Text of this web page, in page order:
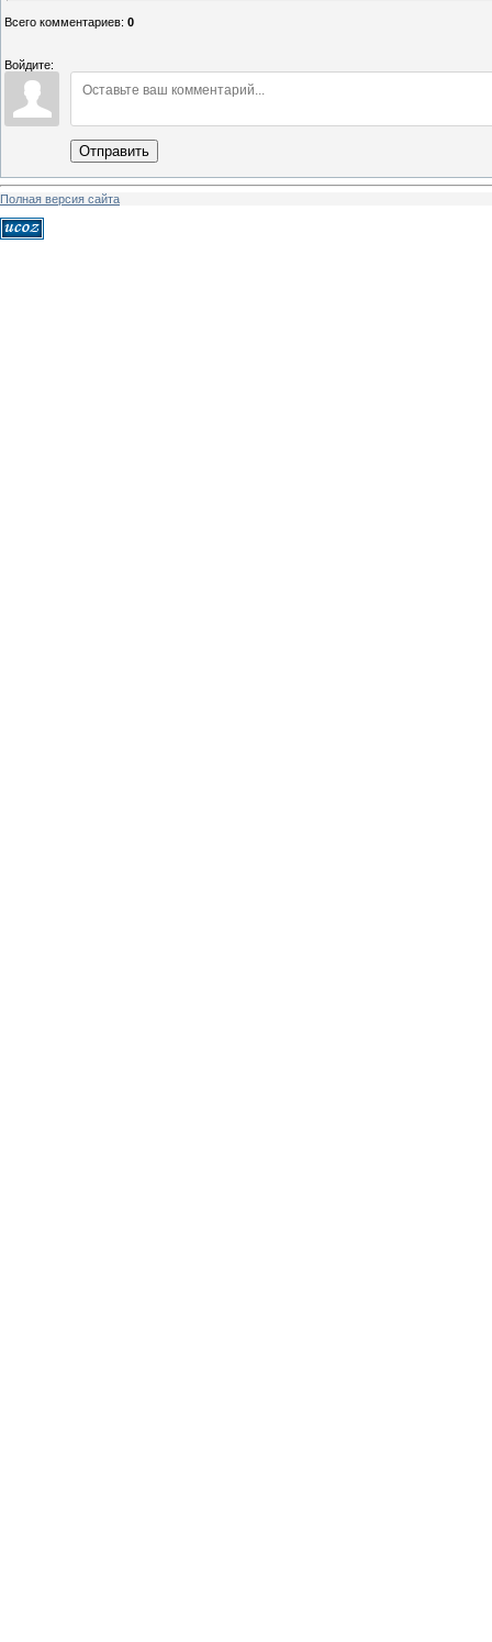
Всего комментариев: 0
Войдите:
Отправить
Полная версия сайта